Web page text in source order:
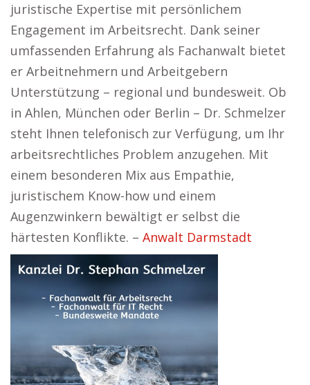
juristische Expertise mit persönlichem
Engagement im Arbeitsrecht. Dank seiner
umfassenden Erfahrung als Fachanwalt bietet
er Arbeitnehmern und Arbeitgebern
Unterstützung – regional und bundesweit. Ob
in Ahlen, München oder Berlin – Dr. Schmelzer
steht Ihnen telefonisch zur Verfügung, um Ihr
arbeitsrechtliches Problem anzugehen. Mit
einem besonderen Mix aus Empathie,
juristischem Know-how und einem
Augenzwinkern bewältigt er selbst die
härtesten Konflikte. – Anwalt Darmstadt